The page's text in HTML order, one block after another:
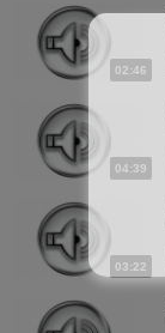
02:46
04:39
03:22